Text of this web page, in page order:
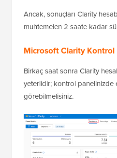
Ancak, sonuçları Clarity
muhtemelen 2 saate kadar
Microsoft Clarity Kontrol
Birkaç saat sonra Clarity
yeterlidir; kontrol panelinizde
görebilmelisiniz.